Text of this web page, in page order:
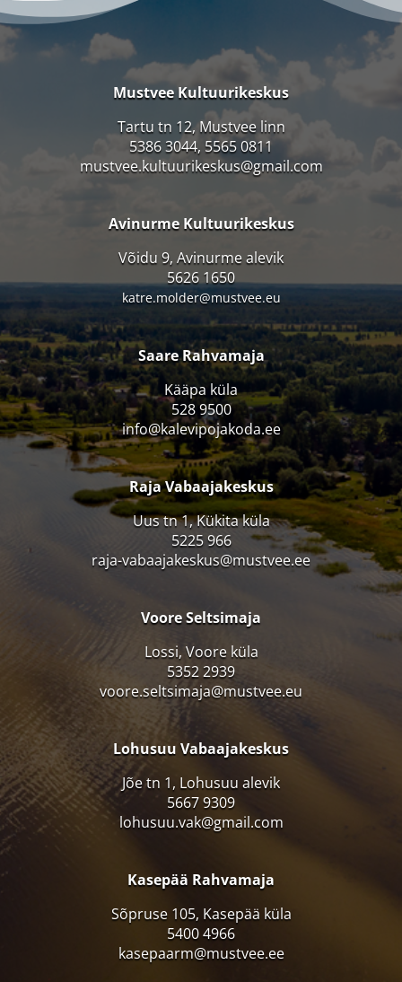
Mustvee Kultuurikeskus
Tartu tn 12, Mustvee linn
5386 3044, 5565 0811
mustvee.kultuurikeskus@gmail.com
Avinurme Kultuurikeskus
Võidu 9, Avinurme alevik
5626 1650
katre.molder@mustvee.eu
Saare Rahvamaja
Kääpa küla
528 9500
info@kalevipojakoda.ee
Raja Vabaajakeskus
Uus tn 1, Kükita küla
5225 966
raja-vabaajakeskus@mustvee.ee
Voore Seltsimaja
Lossi, Voore küla
5352 2939
voore.seltsimaja@mustvee.eu
Lohusuu Vabaajakeskus
Jõe tn 1, Lohusuu alevik
5667 9309
lohusuu.vak@gmail.com
Kasepää Rahvamaja
Sõpruse 105, Kasepää küla
5400 4966
kasepaarm@mustvee.ee